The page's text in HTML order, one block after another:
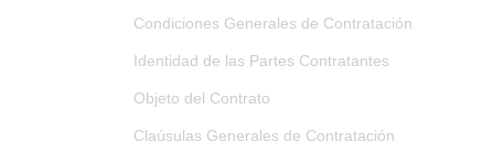
Condiciones Generales de Contratación
Identidad de las Partes Contratantes
Objeto del Contrato
Claúsulas Generales de Contratación